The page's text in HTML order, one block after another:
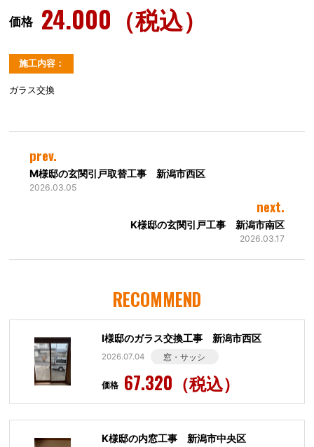
価格 24.000（税込）
施工内容：
ガラス交換
prev.
M様邸の玄関引戸取替工事 新潟市西区
2026.03.05
next.
K様邸の玄関引戸工事 新潟市南区
2026.03.17
RECOMMEND
I様邸のガラス交換工事 新潟市西区
2026.07.04 窓・サッシ
価格 67.320（税込）
K様邸の内窓工事 新潟市中央区